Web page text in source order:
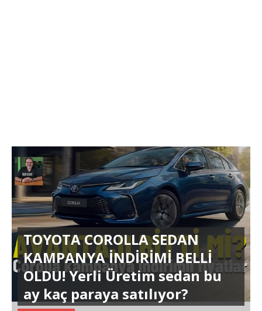
TOYOTA COROLLA SEDAN
KAMPANYA İNDİRİMİ BELLİ
OLDU! Yerli Üretim sedan bu
ay kaç paraya satılıyor?